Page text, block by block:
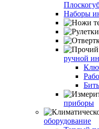
Наборы
ручной
приборы
оборудование